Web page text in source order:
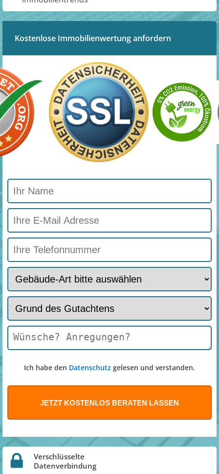
Kostenlose Immobilienwertung anfordern
Ich habe den Datenschutz gelesen und verstanden.
Verschlüsselte
Datenverbindung